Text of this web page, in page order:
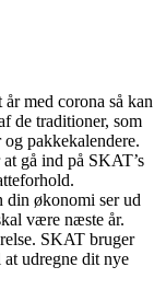
med corona så kan
de traditioner, som
pakkekalendere.
gå ind på SKAT’s
din økonomi ser ud
være næste år.
SKAT bruger
at udregne dit nye